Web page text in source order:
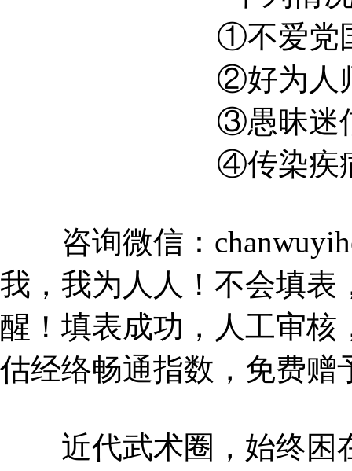
①不爱党
②好为人
③愚昧迷
④传染疾
咨询微信：
我，我为人人！不会填表
醒！填表成功，人工审核
估经络畅通指数，免费赠
近代武术圈，始终困